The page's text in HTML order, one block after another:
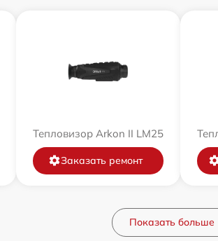
Тепловизор Arkon II LM25
Заказать ремонт
Показать больше